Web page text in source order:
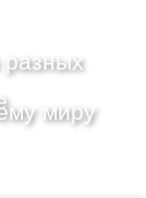
разных
миру